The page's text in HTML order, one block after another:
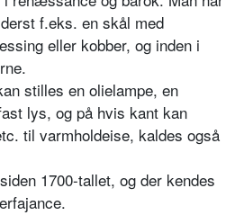
f.eks. en skål med
eller kobber, og inden i
stilles en olielampe, en
lys, og på hvis kant kan
til varmholdeise, kaldes også
1700-tallet, og der kendes